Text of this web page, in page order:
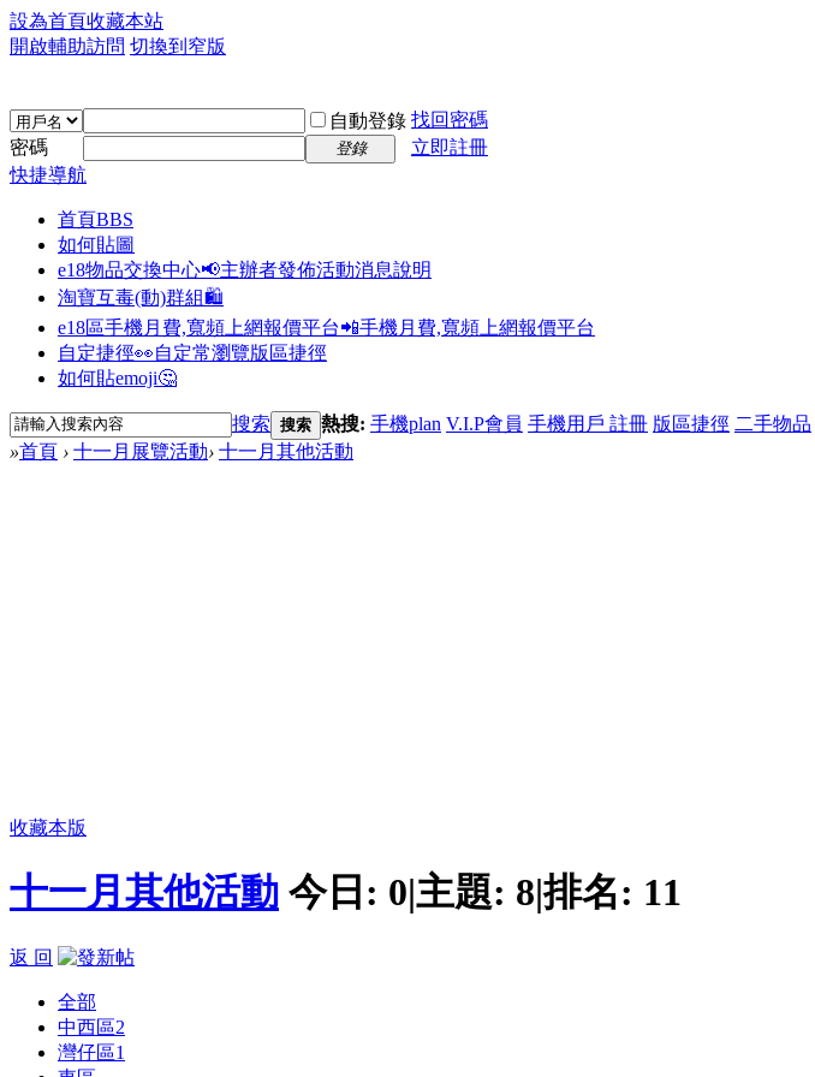
設為首頁收藏本站
開啟輔助訪問 切換到窄版
自動登錄 找回密碼
密碼
登錄
立即註冊
快捷導航
首頁BBS
如何貼圖
e18物品交換中心📢主辦者發佈活動消息說明
淘寶互毒(動)群組🛍️
e18區手機月費,寬頻上網報價平台📲手機月費,寬頻上網報價平台
自定捷徑👀自定常瀏覽版區捷徑
如何貼emoji🤔
搜索 搜索 熱搜: 手機plan V.I.P會員 手機用戶 註冊 版區捷徑 二手物品
»首頁 › 十一月展覽活動› 十一月其他活動
收藏本版
十一月其他活動 今日: 0|主題: 8|排名: 11
返 回
全部
中西區2
灣仔區1